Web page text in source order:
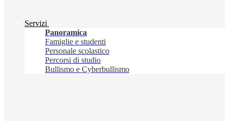
Servizi
Panoramica
Famiglie e studenti
Personale scolastico
Percorsi di studio
Bullismo e Cyberbullismo